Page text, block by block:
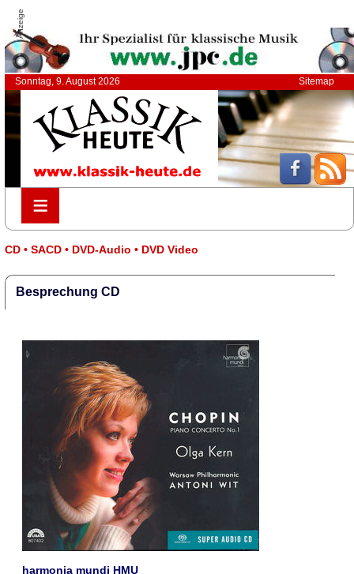
Anzeige
Sonntag, 9. August 2026 Sitemap
≡
≡
CD • SACD • DVD-Audio • DVD Video
Besprechung CD
harmonia mundi HMU